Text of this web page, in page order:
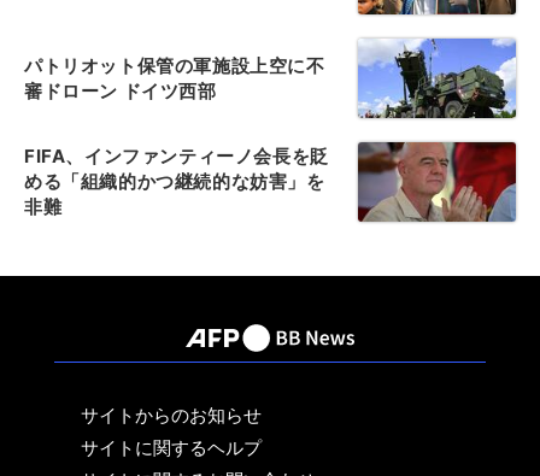
パトリオット保管の軍施設上空に不
審ドローン ドイツ西部
FIFA、インファンティーノ会長を貶
める「組織的かつ継続的な妨害」を
非難
サイトからのお知らせ
サイトに関するヘルプ